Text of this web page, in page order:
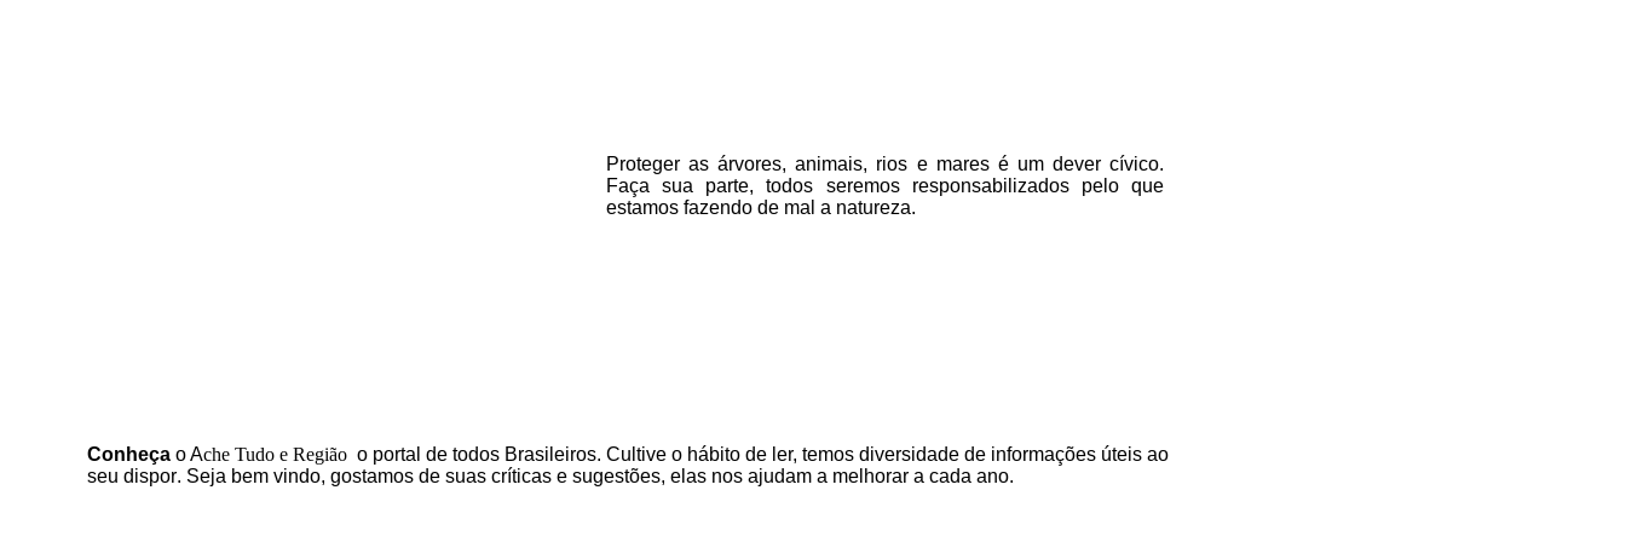
Proteger as árvores, animais, rios e mares é um dever cívico.
Faça sua parte, todos seremos responsabilizados pelo que
estamos fazendo de mal a natureza.
Conheça oAche Tudo e Região o portal de todos Brasileiros. Cultive o hábito de ler, temos diversidade de informações úteis ao
seu dispor. Seja bem vindo, gostamos de suas críticas e sugestões, elas nos ajudam a melhorar a cada ano.